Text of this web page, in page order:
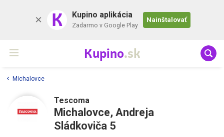
K Kupino aplikácia
Zadarmo v Google Play
Nainštalovať
Kupino.sk
Michalovce
Tescoma
Michalovce, Andreja
Sládkoviča 5